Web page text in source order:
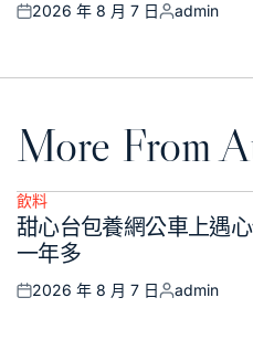
Posted
2026 年 8 月 7 日
Posted
admin
More From
Posted
in
飲料
甜心台包養網公車上遇
一年多
Posted
2026 年 8 月 7 日
Posted
admin